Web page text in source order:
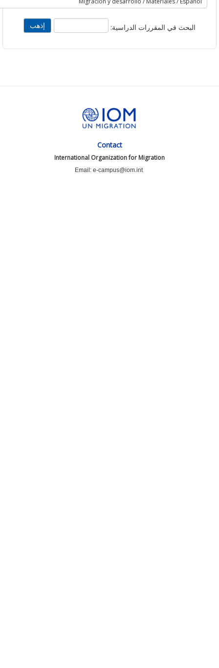
في المقررات الدراسية:
Contact
International Organization for Migration
Email: e-campus@iom.int